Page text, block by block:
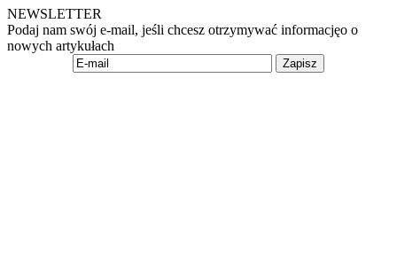
NEWSLETTER
Podaj nam swój e-mail, jeśli chcesz otrzymywać informacjęo o
nowych artykułach
Zapisz